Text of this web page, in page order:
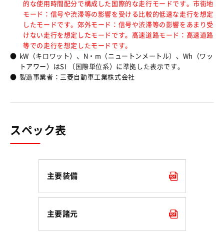
的な使用時間配分で構成した国際的な走行モードです。市街地
モード：信号や渋滞等の影響を受ける比較的低速な走行を想定
したモードです。郊外モード：信号や渋滞等の影響をあまり受
けない走行を想定したモードです。高速道路モード：高速道路
等での走行を想定したモードです。
●
kW（キロワット）、N・m（ニュートンメートル）、Wh（ワッ
トアワー）はSI （国際単位系）に準拠した表示です。
● 製造事業者：三菱自動車工業株式会社
スペック表
主要装備
主要諸元